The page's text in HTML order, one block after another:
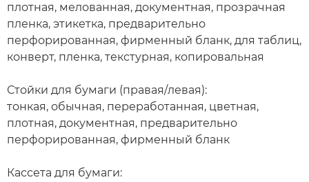
плотная, мелованная, документная, прозрачная
пленка, этикетка, предварительно
перфорированная, фирменный бланк, для таблиц,
конверт, пленка, текстурная, копировальная
Стойки для бумаги (правая/левая):
тонкая, обычная, переработанная, цветная,
плотная, документная, предварительно
перфорированная, фирменный бланк
Кассета для бумаги: